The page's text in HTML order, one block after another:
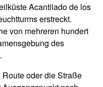
Acantilado de los
erstreckt.
von mehreren hundert
des
oder die Straße